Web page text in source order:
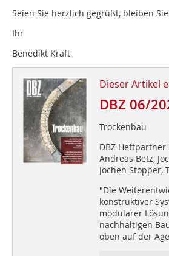
Seien Sie herzlich gegrüßt, bleiben
Ihr
Benedikt Kraft
Dieser Artikel
DBZ 06/
Trockenbau
DBZ Heftpartner
Andreas Betz,
Jochen Stopper,
"Die
konstruktiver
modularer
nachhaltigen
oben auf der